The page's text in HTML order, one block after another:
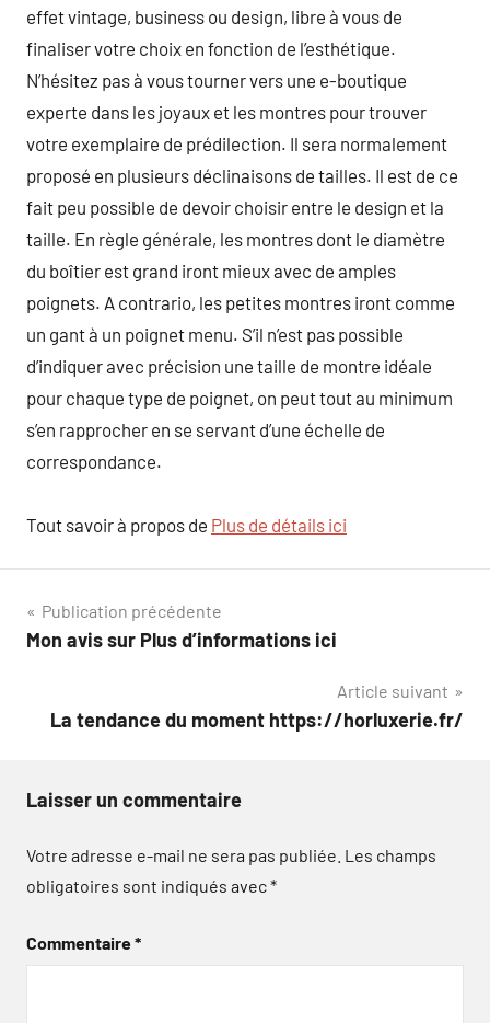
effet vintage, business ou design, libre à vous de
finaliser votre choix en fonction de l’esthétique.
N’hésitez pas à vous tourner vers une e-boutique
experte dans les joyaux et les montres pour trouver
votre exemplaire de prédilection. Il sera normalement
proposé en plusieurs déclinaisons de tailles. Il est de ce
fait peu possible de devoir choisir entre le design et la
taille. En règle générale, les montres dont le diamètre
du boîtier est grand iront mieux avec de amples
poignets. A contrario, les petites montres iront comme
un gant à un poignet menu. S’il n’est pas possible
d’indiquer avec précision une taille de montre idéale
pour chaque type de poignet, on peut tout au minimum
s’en rapprocher en se servant d’une échelle de
correspondance.
Tout savoir à propos de Plus de détails ici
Navigation
de
Publication précédente
Mon avis sur Plus d’informations ici
Article suivant
La tendance du moment https://horluxerie.fr/
Laisser un commentaire
Votre adresse e-mail ne sera pas publiée. Les champs
obligatoires sont indiqués avec*
Commentaire*